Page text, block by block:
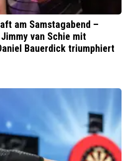
am Samstagabend –
van Schie mit
Bauerdick triumphiert